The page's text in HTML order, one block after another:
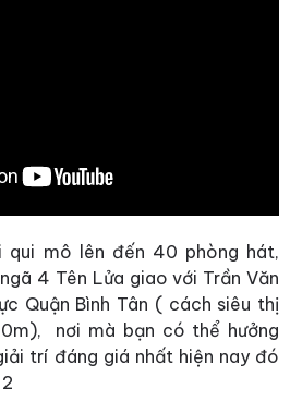
qui mô lên đến 40 phòng hát,
4 Tên Lửa giao với Trần Văn
Quận Bình Tân ( cách siêu thị
nơi mà bạn có thể hưởng
trí đáng giá nhất hiện nay đó